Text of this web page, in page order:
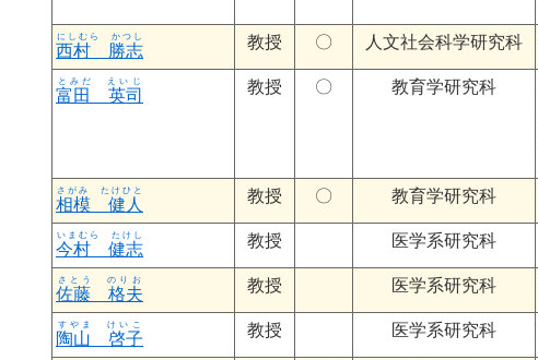
西村 勝志 教授 〇 人文社会科学研究科
富田 英司 教授 〇 教育学研究科
相模 健人 教授 〇 教育学研究科
今村 健志 教授 医学系研究科
佐藤 格夫 教授 医学系研究科
陶山 啓子 教授 医学系研究科